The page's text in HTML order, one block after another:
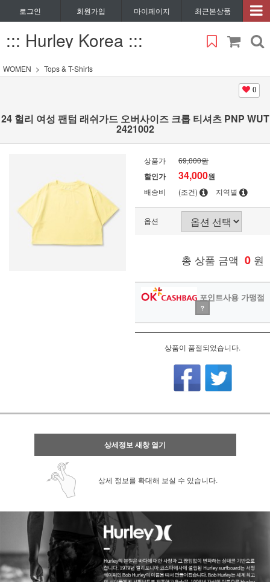
로그인 회원가입 마이페이지 최근본상품
::: Hurley Korea :::
WOMEN Tops & T-Shirts
0
24 헐리 여성 팬텀 래쉬가드 오버사이즈 크롭 티셔츠 PNP WUT
2421002
상품가 69,000원
할인가 34,000원
배송비 (조건) 지역별
옵션
총 상품 금액 0 원
포인트사용 가맹점
?
상품이 품절되었습니다.
상세정보 새창 열기
상세 정보를 확대해 보실 수 있습니다.